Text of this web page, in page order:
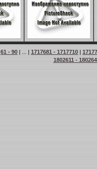
61 - 90 | ... | 1717681 - 1717710 |
1802611 -